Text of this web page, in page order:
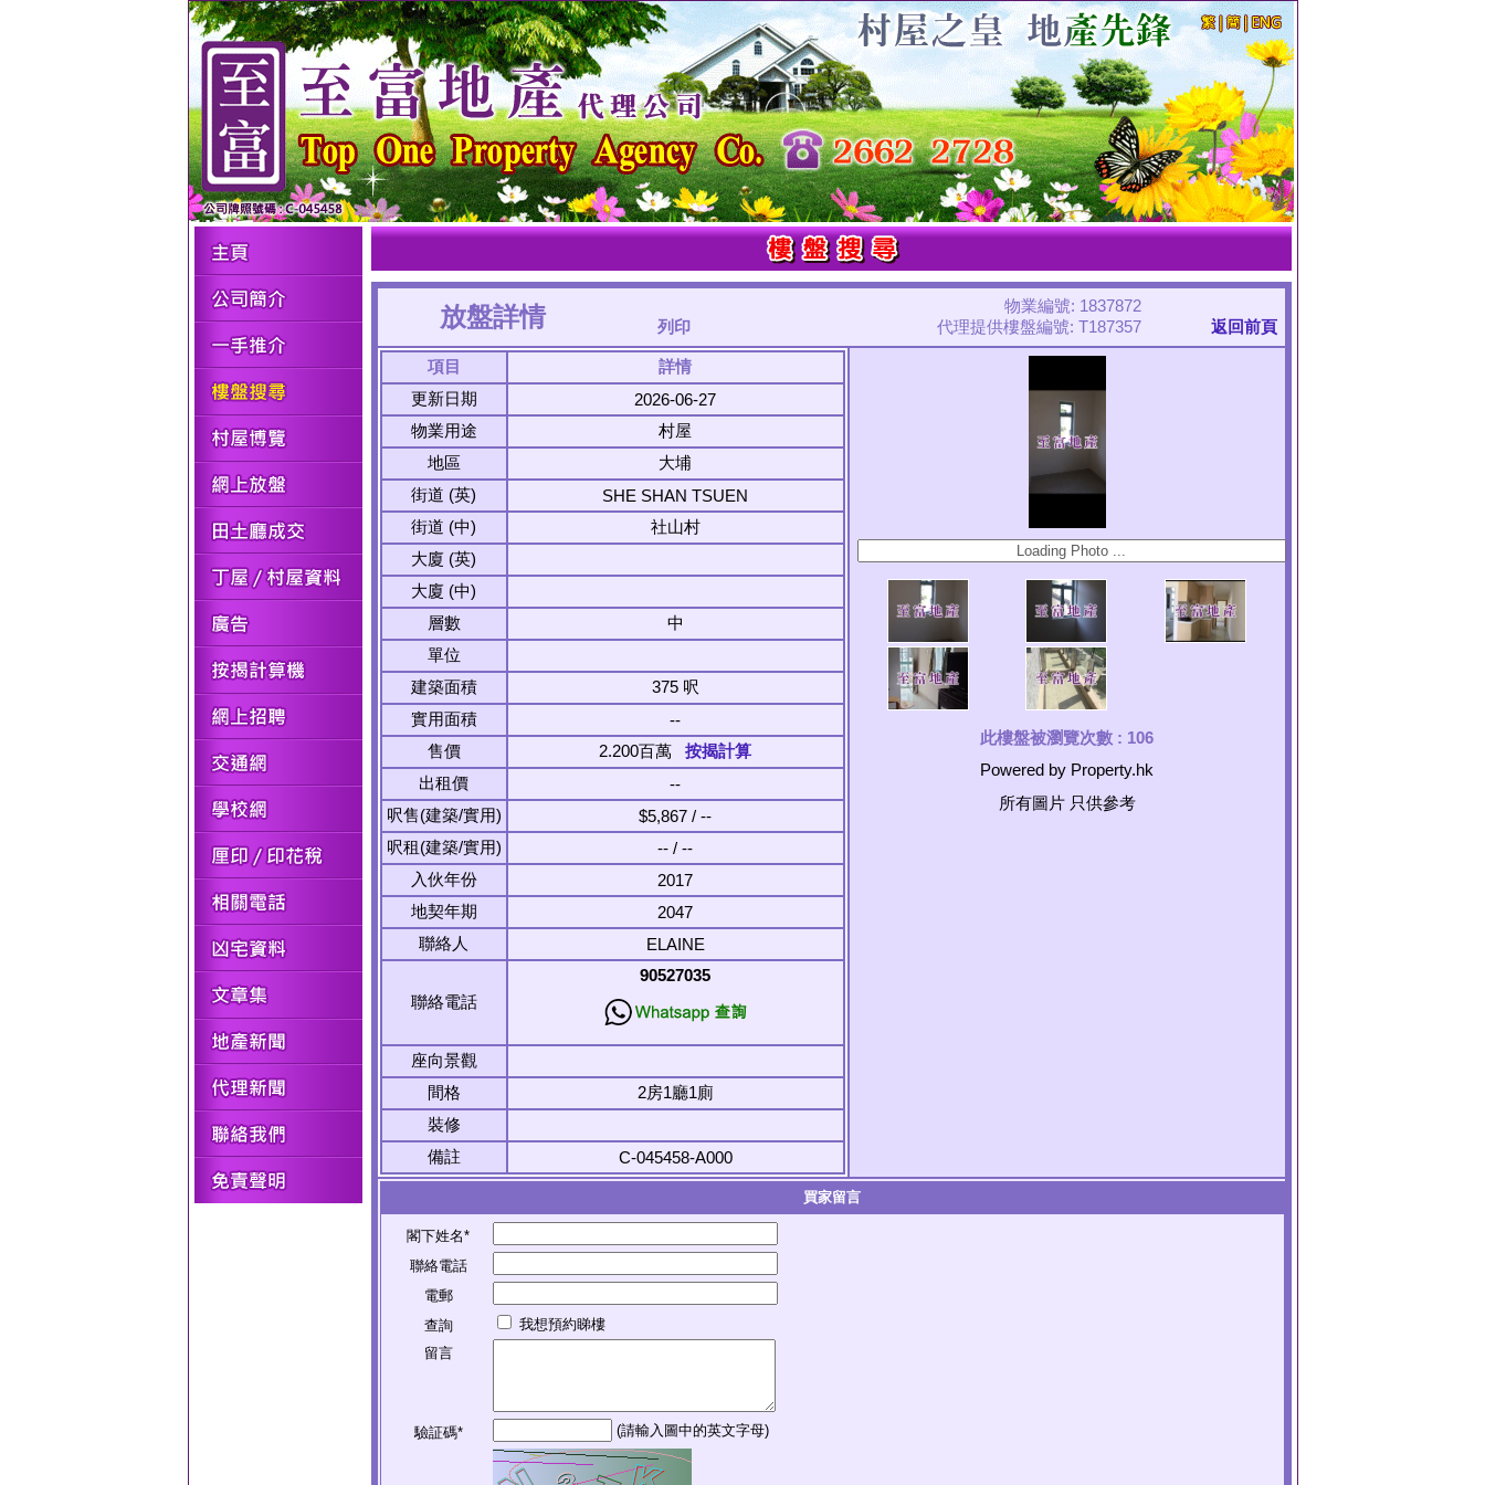
放盤詳情 列印
物業編號: 1837872
代理提供樓盤編號: T187357
返回前頁
項目
詳情
更新日期
2026-06-27
物業用途
村屋
地區
大埔
街道 (英)
SHE SHAN TSUEN
街道 (中)
社山村
大廈 (英)
大廈 (中)
層數
中
單位
建築面積
375 呎
實用面積
--
售價
2.200百萬 按揭計算
出租價
--
呎售(建築/實用)
$5,867 / --
呎租(建築/實用)
-- / --
入伙年份
2017
地契年期
2047
聯絡人
ELAINE
聯絡電話
90527035
座向景觀
間格
2房1廳1廁
裝修
備註
C-045458-A000
此樓盤被瀏覽次數 : 106
Powered by Property.hk
所有圖片 只供參考
買家留言
閣下姓名*
聯絡電話
電郵
查詢
我想預約睇樓
留言
驗証碼* (請輸入圖中的英文字母)